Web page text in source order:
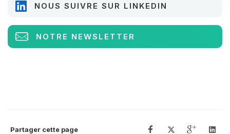
NOUS SUIVRE SUR LINKEDIN
NOTRE NEWSLETTER
Partager cette page